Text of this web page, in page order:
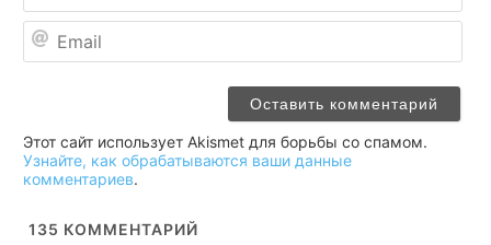
Этот сайт использует Akismet для борьбы со спамом.
Узнайте, как обрабатываются ваши данные
комментариев.
135 КОММЕНТАРИЙ